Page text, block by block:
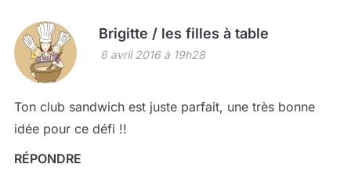
Brigitte / les filles à table
6 avril 2016 à 19h28
Ton club sandwich est juste parfait, une très bonne
idée pour ce défi !!
RÉPONDRE